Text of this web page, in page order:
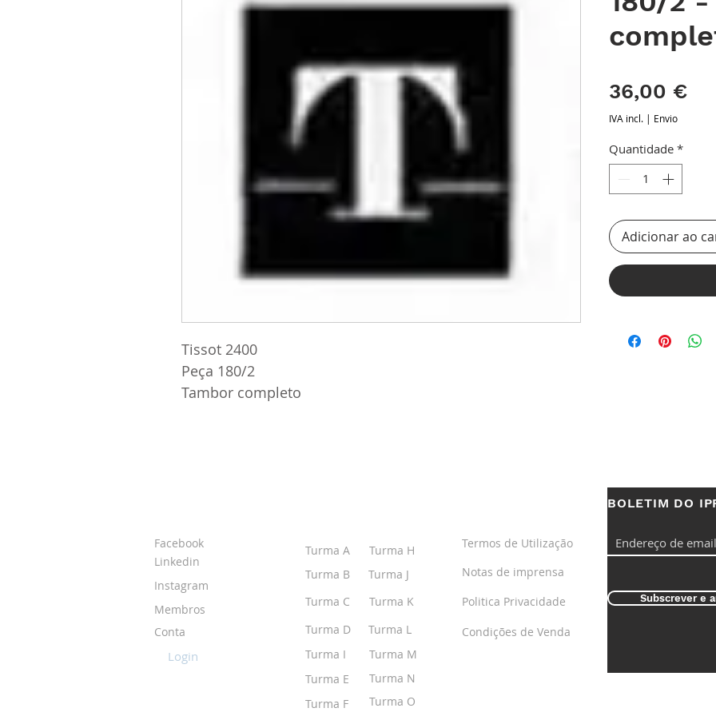
Tissot 2400
Peça 180/2
Tambor completo
36,00 €
IVA incl. | Envio
Quantidade *
Adicionar ao
Facebook
Linkedin
Instagram
Membros
Conta
Login
Turma A
Turma H
Turma B
Turma J
Turma C
Turma K
Turma D
Turma L
Turma I
Turma M
Turma E
Turma F
Termos de Utilização
Notas de imprensa
Politica Privacidade
Condições de Venda
BOLETIM DO
Subscrever e
Turma N
Turma O